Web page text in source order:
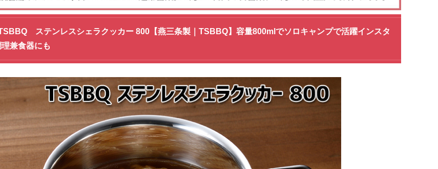
ステンレスシェラクッカー 800【燕三条製｜TSBBQ】容量800mlでソロキャンプで活躍インスタ
兼食器にも